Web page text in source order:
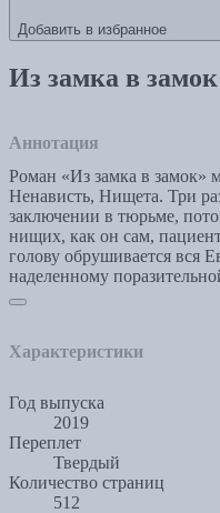
Добавить в избранное
Из замка в замок
Аннотация
Роман «Из замка в замок»
Ненависть, Нищета. Три
заключении в тюрьме,
нищих, как он сам,
голову обрушивается вся
наделенному
Характеристики
Год выпуска
2019
Переплет
Твердый
Количество страниц
512